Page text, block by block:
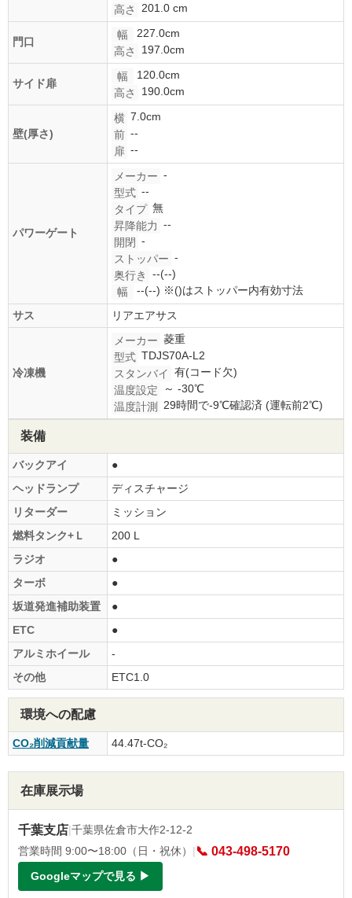
高さ
201.0 cm
門口
幅
227.0cm
高さ
197.0cm
サイド扉
幅
120.0cm
高さ
190.0cm
壁(厚さ)
横 7.0cm
前 --
扉 --
パワーゲート
メーカー -
型式 --
タイプ 無
昇降能力 --
開閉 -
ストッパー -
奥行き
--(--)
幅
--(--) ※()はストッパー内有効寸法
サス
リアエアサス
冷凍機
メーカー 菱重
型式 TDJS70A-L2
スタンバイ 有(コード欠)
温度設定
～ -30℃
温度計測
29時間で-9℃確認済 (運転前2℃)
装備
バックアイ
●
ヘッドランプ
ディスチャージ
リターダー
ミッション
燃料タンク+Ｌ
200 L
ラジオ
●
ターボ
●
坂道発進補助装置
●
ETC
●
アルミホイール
-
その他
ETC1.0
環境への配慮
CO₂削減貢献量 44.47t-CO₂
在庫展示場
千葉支店|千葉県佐倉市大作2-12-2
営業時間 9:00〜18:00（日・祝休） | 📞 043-498-5170
Googleマップで見る ▶